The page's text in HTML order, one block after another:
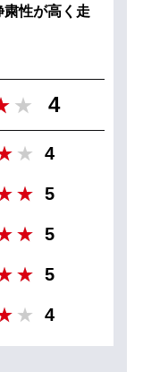
性が高く走
4
4
5
5
5
4